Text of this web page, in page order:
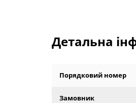
Детальна
Порядковий номер
Замовник